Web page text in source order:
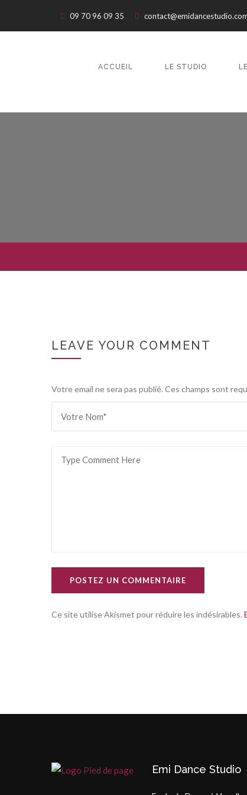
09 70 96 09 35
ACCUEIL LE STUDIO
LEAVE YOUR COMMENT
Votre email ne sera pas publié. Ces champs sont
POSTEZ UN COMMENTAIRE
Ce site utilise Akismet pour réduire les indésirables.
Emi Dance Studio